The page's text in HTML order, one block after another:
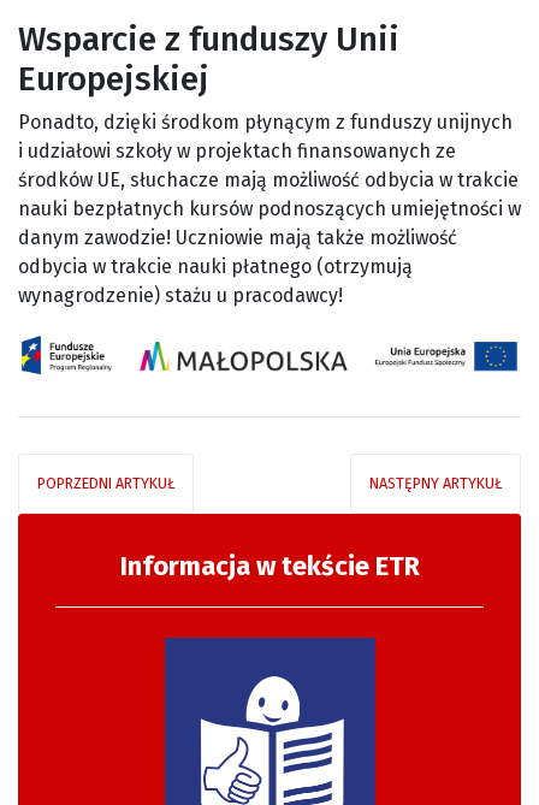
Wsparcie z funduszy Unii
Europejskiej
Ponadto, dzięki środkom płynącym z funduszy unijnych
i udziałowi szkoły w projektach finansowanych ze
środków UE, słuchacze mają możliwość odbycia w trakcie
nauki bezpłatnych kursów podnoszących umiejętności w
danym zawodzie! Uczniowie mają także możliwość
odbycia w trakcie nauki płatnego (otrzymują
wynagrodzenie) stażu u pracodawcy!
POPRZEDNI ARTYKUŁ NASTĘPNY ARTYKUŁ
Informacja w tekście ETR